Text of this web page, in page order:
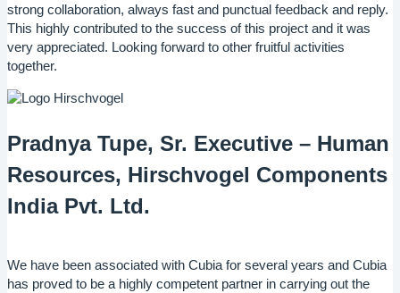
strong collaboration, always fast and punctual feedback and reply.
This highly contributed to the success of this project and it was
very appreciated. Looking forward to other fruitful activities
together.
Pradnya Tupe, Sr. Executive – Human
Resources, Hirschvogel Components
India Pvt. Ltd.
We have been associated with Cubia for several years and Cubia
has proved to be a highly competent partner in carrying out the